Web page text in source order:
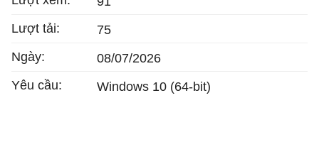
Lượt tải:
75
Ngày:
08/07/2026
Yêu cầu:
Windows 10 (64-bit)